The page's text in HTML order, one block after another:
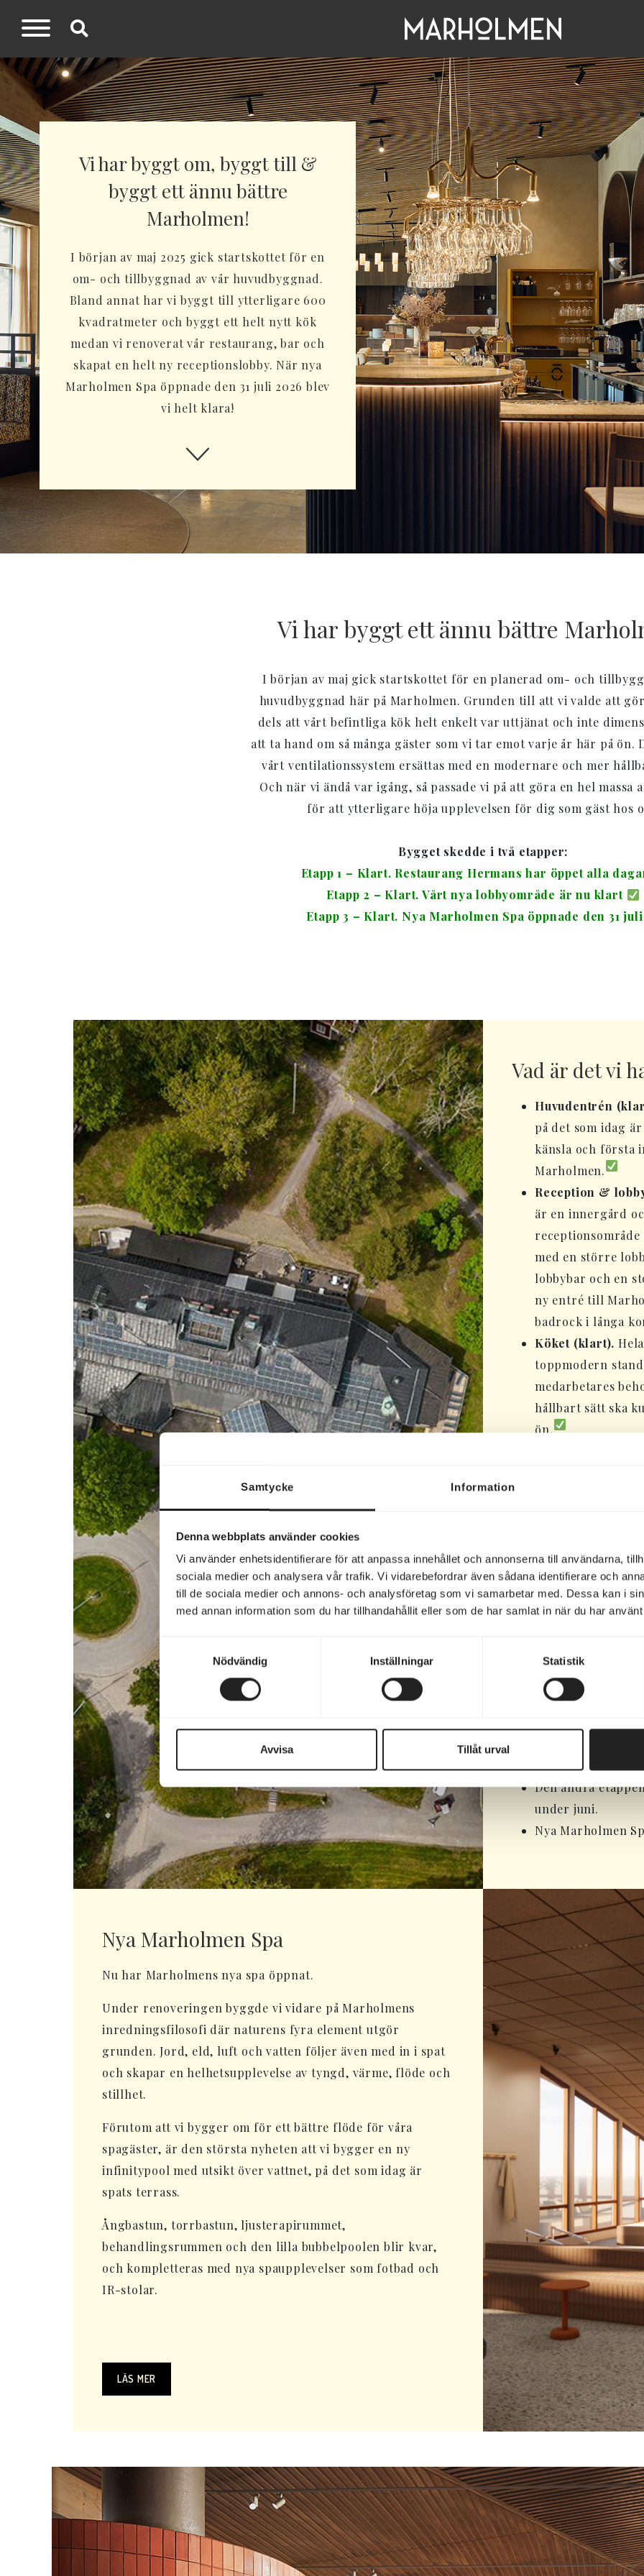
Samtycke Information
Denna webbplats använder cookies
Vi använder enhetsidentifierare för att anpassa innehållet och annonserna till användarna,
sociala medier och analysera vår trafik. Vi vidarebefordrar även sådana identifierare och
till de sociala medier och annons- och analysföretag som vi samarbetar med. Dessa kan i
med annan information som du har tillhandahållit eller som de har samlat in när du har
Samtyckesval
Nödvändig
Inställningar Statistik
Avvisa Tillåt urval
Vi har byggt om, byggt till &
byggt ett ännu bättre
Marholmen!
I början av maj 2025 gick startskottet för en
om- och tillbyggnad av vår huvudbyggnad.
Bland annat har vi byggt till ytterligare 600
kvadratmeter och byggt ett helt nytt kök
medan vi renoverat vår restaurang, bar och
skapat en helt ny receptionslobby. När nya
Marholmen Spa öppnade den 31 juli 2026 blev
vi helt klara!
Vi har byggt ett ännu bättre
I början av maj gick startskottet för en planerad om- och
huvudbyggnad här på Marholmen. Grunden till att vi valde att
dels att vårt befintliga kök helt enkelt var uttjänat och inte
att ta hand om så många gäster som vi tar emot varje år här på ön.
vårt ventilationssystem ersättas med en modernare och mer
Och när vi ändå var igång, så passade vi på att göra en hel massa
för att ytterligare höja upplevelsen för dig som gäst hos
Bygget skedde i två etapper:
Etapp 1 – Klart. Restaurang Hermans har öppet alla
Etapp 2 – Klart. Vårt nya lobbyområde är nu klart
Etapp 3 – Klart. Nya Marholmen Spa öppnade den 31 juli
Vad är det vi
Huvudentrén
på det som idag
känsla och första
Marholmen.
Reception &
är en innergård
med en större
lobbybar och en
ny entré till
badrock i långa
Köket (klart).
toppmodern
medarbetares
hållbart sätt ska
ön.
skapa en bättre
individuella
fastighetsteknik
fastighetsdrift.
Marholmen Spa
uppdaterats
Den första blev
Hermans flyttade
Den andra
under juni.
Nya Marholmen
Nya Marholmen Spa
Nu har Marholmens nya spa öppnat.
Under renoveringen byggde vi vidare på Marholmens
inredningsfilosofi där naturens fyra element utgör
grunden. Jord, eld, luft och vatten följer även med in i spat
och skapar en helhetsupplevelse av tyngd, värme, flöde och
stillhet.
Förutom att vi bygger om för ett bättre flöde för våra
spagäster, är den största nyheten att vi bygger en ny
infinitypool med utsikt över vattnet, på det som idag är
spats terrass.
Ångbastun, torrbastun, ljusterapirummet,
behandlingsrummen och den lilla bubbelpoolen blir kvar,
och kompletteras med nya spaupplevelser som fotbad och
IR-stolar.
LÄS MER